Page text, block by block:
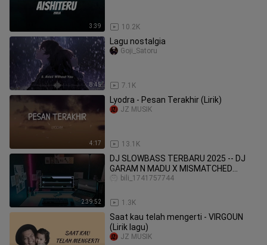
3:39 10.2K
8:45
Lagu nostalgia
7.1K
Goji_Satoru
4:17
Lyodra - Pesan Terakhir (Lirik)
13.1K
JZ MUSIK
2:39:52
DJ SLOWBASS TERBARU 2025 -- DJ
GARAM N MADU X MISMATCHED
SOCKS -- DJ AYO SAYANG
1.3K
bili_1741757744
Saat kau telah mengerti - VIRGOUN
(Lirik lagu)
JZ MUSIK